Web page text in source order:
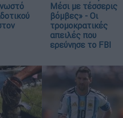
Μέσι με τέσσερις
βόμβες» - Οι
τρομοκρατικές
απειλές που
ερεύνησε το FBI